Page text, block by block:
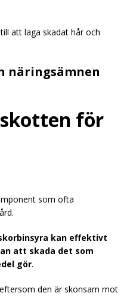
att laga skadat hår och
näringsämnen
för
som ofta
kan effektivt
att skada det som
gör.
den är skonsam mot